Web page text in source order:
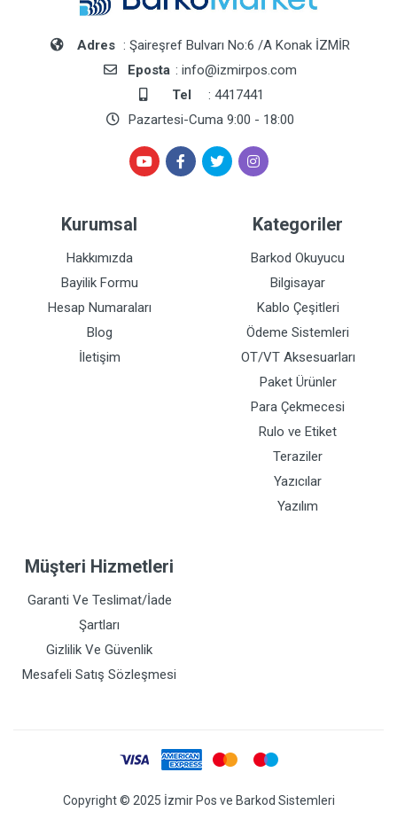
Adres : Şaireşref Bulvarı No:6 /A Konak İZMİR
Eposta : info@izmirpos.com
Tel
: 4417441
Pazartesi-Cuma 9:00 - 18:00
Kurumsal
Hakkımızda
Bayilik Formu
Hesap Numaraları
Blog
İletişim
Kategoriler
Barkod Okuyucu
Bilgisayar
Kablo Çeşitleri
Ödeme Sistemleri
OT/VT Aksesuarları
Paket Ürünler
Para Çekmecesi
Rulo ve Etiket
Teraziler
Yazıcılar
Yazılım
Müşteri Hizmetleri
Garanti Ve Teslimat/İade
Şartları
Gizlilik Ve Güvenlik
Mesafeli Satış Sözleşmesi
Copyright © 2025 İzmir Pos ve Barkod Sistemleri